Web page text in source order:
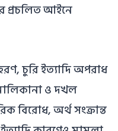
প্রচলিত আইনে
চুরি ইত্যাদি অপরাধ
ও দখল
বিরোধ, অর্থ সংক্রান্ত